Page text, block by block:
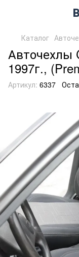
Каталог
Авточехлы
1997г.,
Артикул: 6337